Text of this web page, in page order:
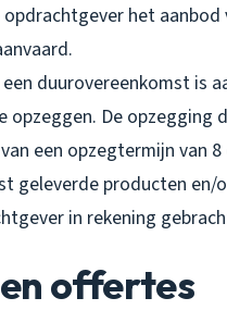
het aanbod
duurovereenkomst is
De opzegging
een opzegtermijn van
geleverde producten en/
in rekening
offertes